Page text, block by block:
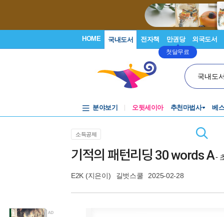
HOME 국내도서 전자책 만권당
첫달무료
외국도서
국내도
분야보기 오뒷세이아 추천마법사 베
소득공제
기적의 패턴리딩 30 words A-
E2K (지은이) 길벗스쿨 2025-02-28